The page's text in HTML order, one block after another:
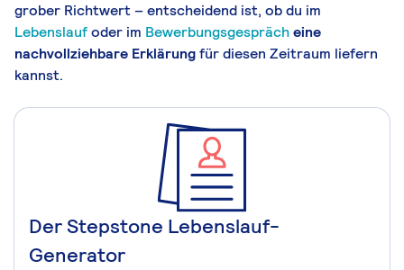
grober Richtwert – entscheidend ist, ob du im
Lebenslaufoder im Bewerbungsgesprächeine
nachvollziehbare Erklärungfür diesen Zeitraum liefern
kannst.
Der Stepstone Lebenslauf-
Generator